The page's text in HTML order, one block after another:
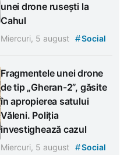
unei drone rusești la
Cahul
Miercuri, 5 august #Social
Fragmentele unei drone
de tip „Gheran-2”, găsite
în apropierea satului
Văleni. Poliția
investighează cazul
Miercuri, 5 august #Social